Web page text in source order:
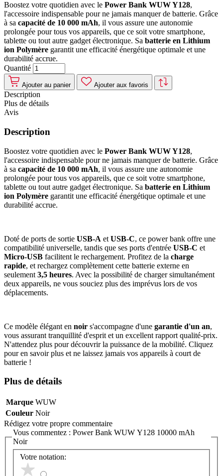
Boostez votre quotidien avec le Power Bank WUW Y128,
l'accessoire indispensable pour ne jamais manquer de batterie. Grâce
à sa capacité de 10 000 mAh, il vous assure une autonomie
prolongée pour tous vos appareils, que ce soit votre smartphone,
tablette ou tout autre gadget électronique. Sa batterie en Lithium
ion Polymère garantit une efficacité énergétique optimale et une
durabilité accrue.
Quantité
Ajouter au panier Ajouter aux favoris
Description
Plus de détails
Avis
Description
Boostez votre quotidien avec le Power Bank WUW Y128,
l'accessoire indispensable pour ne jamais manquer de batterie. Grâce
à sa capacité de 10 000 mAh, il vous assure une autonomie
prolongée pour tous vos appareils, que ce soit votre smartphone,
tablette ou tout autre gadget électronique. Sa batterie en Lithium
ion Polymère garantit une efficacité énergétique optimale et une
durabilité accrue.
Doté de ports de sortie USB-A et USB-C, ce power bank offre une
compatibilité universelle, tandis que ses ports d'entrée USB-C et
Micro-USB facilitent le rechargement. Profitez de la charge
rapide, et rechargez complètement cette batterie externe en
seulement 3,5 heures. Avec la possibilité de charger simultanément
deux appareils, ne vous souciez plus des imprévus lors de vos
déplacements.
Ce modèle élégant en noir s'accompagne d'une garantie d'un an,
vous assurant tranquillité d'esprit et un excellent rapport qualité-prix.
N'attendez plus pour découvrir la puissance de la mobilité. Cliquez
pour en savoir plus et ne laissez jamais vos appareils à court de
batterie !
Plus de détails
Marque WUW
Couleur Noir
Rédigez votre propre commentaire
Vous commentez : Power Bank WUW Y128 10000 mAh
Noir
Votre notation: